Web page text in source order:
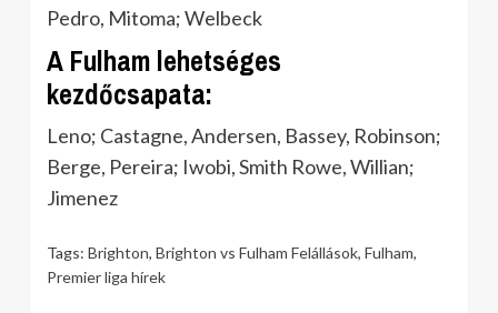
Pedro, Mitoma; Welbeck
A Fulham lehetséges
kezdőcsapata:
Leno; Castagne, Andersen, Bassey, Robinson;
Berge, Pereira; Iwobi, Smith Rowe, Willian;
Jimenez
Tags: Brighton, Brighton vs Fulham Felállások, Fulham,
Premier liga hírek